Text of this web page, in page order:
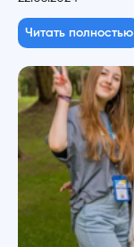
Читать полностью